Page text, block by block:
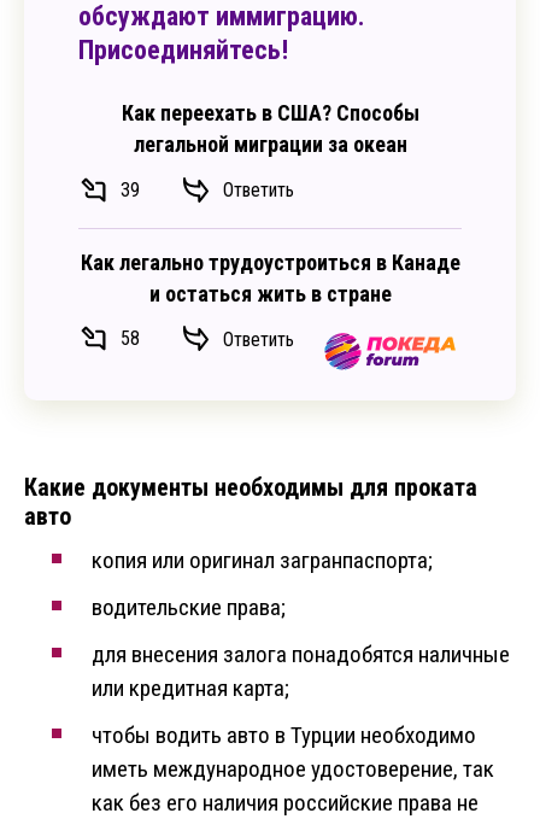
обсуждают иммиграцию.
Присоединяйтесь!
Как переехать в США? Способы
легальной миграции за океан
39 Ответить
Как легально трудоустроиться в Канаде
и остаться жить в стране
58 Ответить
Какие документы необходимы для проката
авто
копия или оригинал загранпаспорта;
водительские права;
для внесения залога понадобятся наличные
или кредитная карта;
чтобы водить авто в Турции необходимо
иметь международное удостоверение, так
как без его наличия российские права не